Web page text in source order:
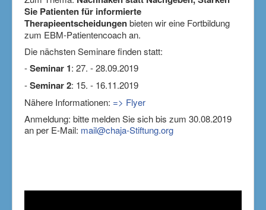
Über mich
Referenzen
Downloads
Sie Patienten für informierte
Therapieentscheidungenbieten wir eine Fortbildung
zum EBM-Patientencoach an.
Die nächsten Seminare finden statt:
-Seminar 1: 27. - 28.09.2019
-Seminar 2: 15. - 16.11.2019
Nähere Informationen: => Flyer
Anmeldung: bitte melden Sie sich bis zum 30.08.2019
an per E-Mail: mail@chaja-Stiftung.org